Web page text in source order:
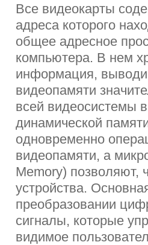
Все видеокарты
адреса которого
общее адресное
компьютера. В нем
информация,
видеопамяти
всей видеосистемы
динамической
одновременно
видеопамяти, а
Memory) позволяют,
устройства.
преобразовании
сигналы, которые
видимое